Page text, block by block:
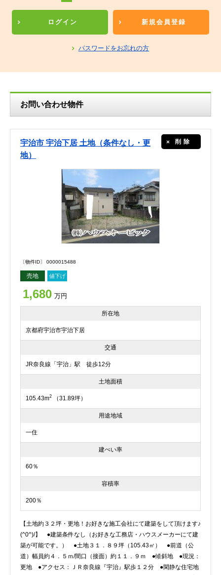
ログイン 新規会員登録
パスワードをお忘れの方
お問い合わせ物件
宇治市 宇治下居 土地（条件なし・更
地）
削除
〔物件ID〕 0000015488
売地 値下げ
1,680 万円
所在地
京都府宇治市宇治下居
交通
JR奈良線「宇治」駅 徒歩12分
土地面積
105.43m2 （31.89坪）
用途地域
一住
建ぺい率
60％
容積率
200％
【土地約３２坪・更地！お好きな施工会社にて建築をして頂けます♪
(^0^)/】 ●建築条件なし（お好きな工務店・ハウスメーカーにて建
築が可能です。） ●土地３１．８９坪（105.43㎡） ●前道（公
道）幅員約４．５ｍ/間口（接面）約１１．９ｍ ●傾斜地 ●現況：
更地 ●アクセス：ＪＲ奈良線『宇治』駅歩１２分 ●閑静な住宅地